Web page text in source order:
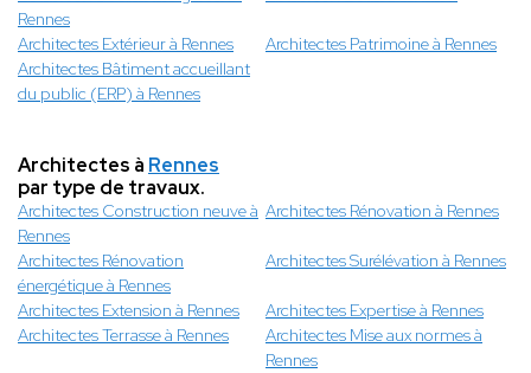
Rennes
Architectes Extérieur à Rennes
Architectes Patrimoine à Rennes
Architectes Bâtiment accueillant
du public (ERP) à Rennes
Architectes à Rennes
par type de travaux.
Architectes Construction neuve à
Rennes
Architectes Rénovation à Rennes
Architectes Rénovation
énergétique à Rennes
Architectes Surélévation à Rennes
Architectes Extension à Rennes
Architectes Expertise à Rennes
Architectes Terrasse à Rennes
Architectes Mise aux normes à
Rennes